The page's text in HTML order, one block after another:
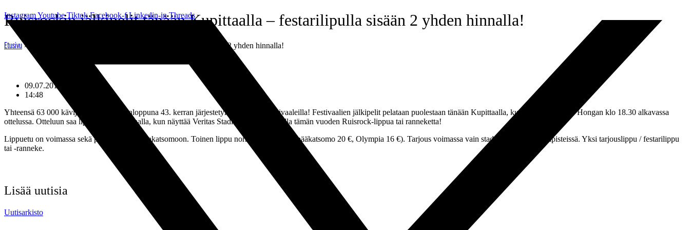
Mene
sisältöön
InstagramYoutube Tiktok Facebook-f Linkedin-in Threads
Ruisrockin jälkipelit tänään Kupittaalla – festarilipulla sisään 2 yhden hinnalla!
Etusivu» Ruisrockin jälkipelit tänään Kupittaalla – festarilipulla sisään 2 yhden hinnalla!
09.07.2012
14:48
Yhteensä 63 000 kävijää rokkasi viikonloppuna 43. kerran järjestetyillä Ruisrock festivaaleilla! Festivaalien jälkipelit pelataan puolestaan tänään Kupittaalla, kun TPS kohtaa FC Hongan klo 18.30 alkavassa
ottelussa. Otteluun saa liput 2 yhden hinnalla, kun näyttää Veritas Stadionin lippuluukulla tämän vuoden Ruisrock-lippua tai ranneketta!
Lippuetu on voimassa sekä pää- että Olympiakatsomoon. Toinen lippu normaalihintainen (pääkatsomo 20 €, Olympia 16 €). Tarjous voimassa vain stadionin lipunmyyntipisteissä. Yksi tarjouslippu / festarilippu
tai -ranneke.
Lisää uutisia
Uutisarkisto